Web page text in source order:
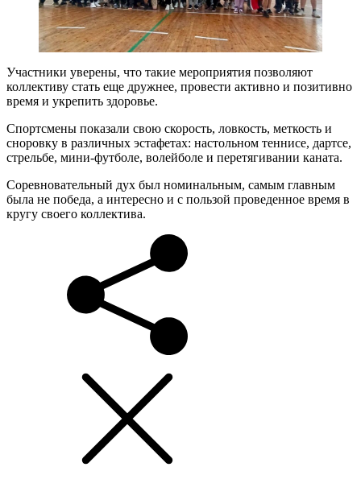
Участники уверены, что такие мероприятия позволяют
коллективу стать еще дружнее, провести активно и позитивно
время и укрепить здоровье.
Спортсмены показали свою скорость, ловкость, меткость и
сноровку в различных эстафетах: настольном теннисе, дартсе,
стрельбе, мини-футболе, волейболе и перетягивании каната.
Соревновательный дух был номинальным, самым главным
была не победа, а интересно и с пользой проведенное время в
кругу своего коллектива.